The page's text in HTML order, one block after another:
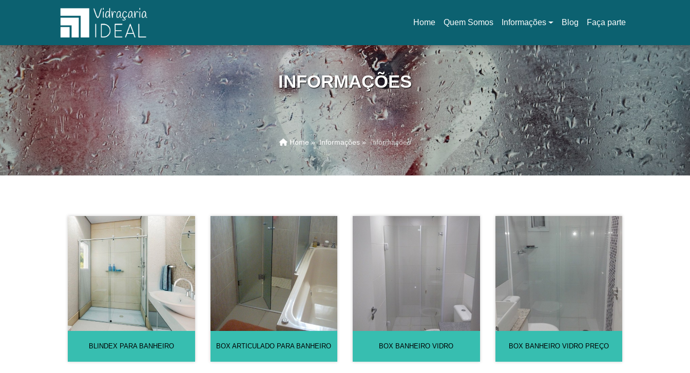
Home
(current)
Quem Somos Informações Blog Faça parte
INFORMAÇÕES
Home » Informações » Informações
BLINDEX PARA BANHEIRO BOX ARTICULADO PARA BANHEIRO BOX BANHEIRO VIDRO BOX BANHEIRO VIDRO PREÇO